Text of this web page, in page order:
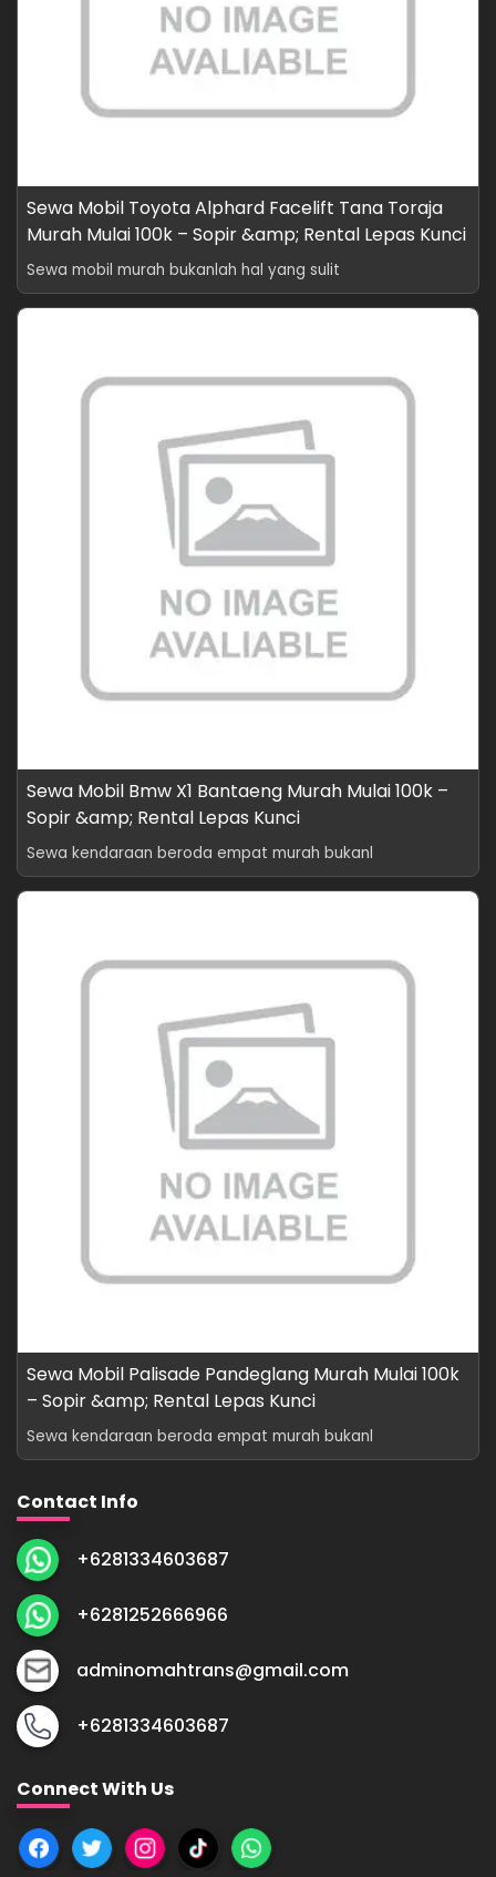
Sewa Mobil Toyota Alphard Facelift Tana Toraja
Murah Mulai 100k – Sopir &amp; Rental Lepas Kunci
Sewa mobil murah bukanlah hal yang sulit
Sewa Mobil Bmw X1 Bantaeng Murah Mulai 100k –
Sopir &amp; Rental Lepas Kunci
Sewa kendaraan beroda empat murah bukanl
Sewa Mobil Palisade Pandeglang Murah Mulai 100k
– Sopir &amp; Rental Lepas Kunci
Sewa kendaraan beroda empat murah bukanl
Contact Info
+6281334603687
+6281252666966
adminomahtrans@gmail.com
+6281334603687
Connect With Us